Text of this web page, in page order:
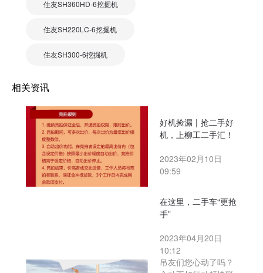
住友SH360HD-6挖掘机
住友SH220LC-6挖掘机
住友SH300-6挖掘机
相关资讯
好机捡漏 | 抢二手好
机，上柳工二手汇！
2023年02月10日
09:59
在这里，二手车“更抢
手”
2023年04月20日
10:12
吊友们您心动了吗？